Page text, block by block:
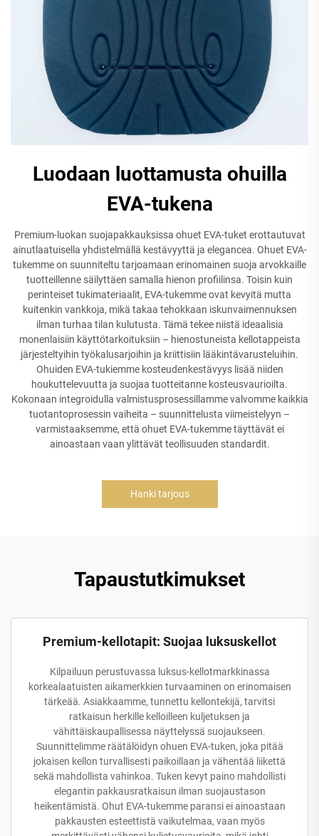
Luodaan luottamusta ohuilla
EVA-tukena
Premium-luokan suojapakkauksissa ohuet EVA-tuket erottautuvat
ainutlaatuisella yhdistelmällä kestävyyttä ja elegancea. Ohuet EVA-
tukemme on suunniteltu tarjoamaan erinomainen suoja arvokkaille
tuotteillenne säilyttäen samalla hienon profiilinsa. Toisin kuin
perinteiset tukimateriaalit, EVA-tukemme ovat kevyitä mutta
kuitenkin vankkoja, mikä takaa tehokkaan iskunvaimennuksen
ilman turhaa tilan kulutusta. Tämä tekee niistä ideaalisia
monenlaisiin käyttötarkoituksiin – hienostuneista kellotappeista
järjesteltyihin työkalusarjoihin ja kriittisiin lääkintävarusteluihin.
Ohuiden EVA-tukiemme kosteudenkestävyys lisää niiden
houkuttelevuutta ja suojaa tuotteitanne kosteusvaurioilta.
Kokonaan integroidulla valmistusprosessillamme valvomme kaikkia
tuotantoprosessin vaiheita – suunnittelusta viimeistelyyn –
varmistaaksemme, että ohuet EVA-tukemme täyttävät ei
ainoastaan vaan ylittävät teollisuuden standardit.
Hanki tarjous
Tapaustutkimukset
Premium-kellotapit: Suojaa luksuskellot
Kilpailuun perustuvassa luksus-kellotmarkkinassa
korkealaatuisten aikamerkkien turvaaminen on erinomaisen
tärkeää. Asiakkaamme, tunnettu kellontekijä, tarvitsi
ratkaisun herkille kelloilleen kuljetuksen ja
vähittäiskaupallisessa näyttelyssä suojaukseen.
Suunnittelimme räätälöidyn ohuen EVA-tuken, joka pitää
jokaisen kellon turvallisesti paikoillaan ja vähentää liikettä
sekä mahdollista vahinkoa. Tuken kevyt paino mahdollisti
elegantin pakkausratkaisun ilman suojaustason
heikentämistä. Ohut EVA-tukemme paransi ei ainoastaan
pakkausten esteettistä vaikutelmaa, vaan myös